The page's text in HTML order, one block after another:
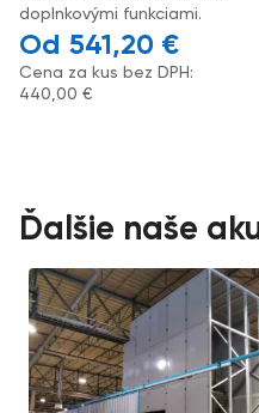
doplnkovými funkciami.
541,20 €
Cena za kus bez DPH:
440,00 €
Ďalšie naše